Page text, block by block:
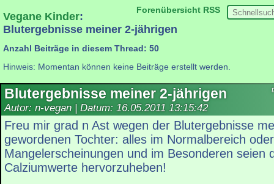
Forenübersicht RSS
Vegane Kinder:
Blutergebnisse meiner 2-jährigen
Anzahl Beiträge in diesem Thread: 50
Hinweis: Momentan können keine Beiträge erstellt werden.
Blutergebnisse meiner 2-jährigen
Autor: n-vegan | Datum: 16.05.2011 13:15:42
Freu mir grad n Ast wegen der Blutergebnisse
gewordenen Tochter: alles im Normalbereich
Mangelerscheinungen und im Besonderen seien
Calziumwerte hervorzuheben!